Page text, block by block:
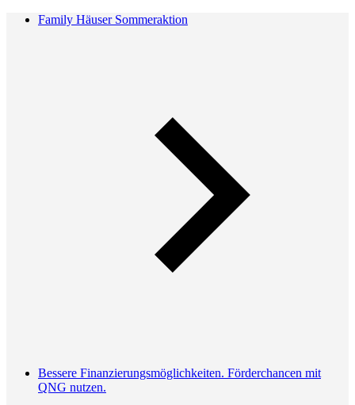
Family Häuser Sommeraktion
Bessere Finanzierungsmöglichkeiten. Förderchancen mit
QNG nutzen.